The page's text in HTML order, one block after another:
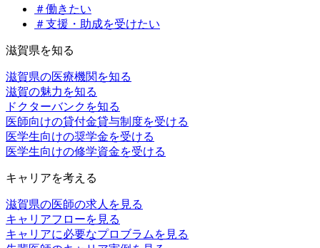
＃働きたい
＃支援・助成を受けたい
滋賀県を知る
滋賀県の医療機関を知る
滋賀の魅力を知る
ドクターバンクを知る
医師向けの貸付金貸与制度を受ける
医学生向けの奨学金を受ける
医学生向けの修学資金を受ける
キャリアを考える
滋賀県の医師の求人を見る
キャリアフローを見る
キャリアに必要なプロブラムを見る